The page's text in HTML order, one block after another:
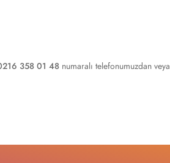
358 01 48 numaralı telefonumuzdan veya